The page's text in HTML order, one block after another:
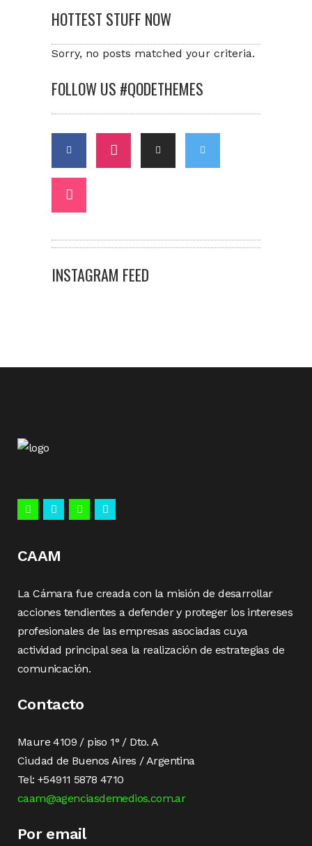
HOTTEST STUFF NOW
Sorry, no posts matched your criteria.
FOLLOW US #QODETHEMES
INSTAGRAM FEED
CAAM
La Cámara fue creada con la misión de desarrollar
acciones tendientes a defender y proteger los intereses
profesionales de las empresas asociadas cuya
actividad principal sea la realización de estrategias de
comunicación.
Contacto
Maure 4109 / piso 1° / Dto. A
Ciudad de Buenos Aires / Argentina
Tel: +54911 5878 4710
caam@agenciasdemedios.com.ar
Por email